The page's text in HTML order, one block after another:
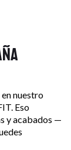
nuestro
Eso
y acabados —